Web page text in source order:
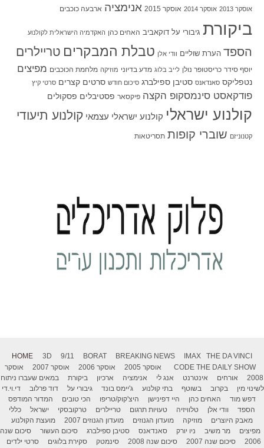
אוסקר 2013 אוסקר 2014 אוסקר 2015 אנימציה ארבעה כוכבים
ביקורת גיבורי על דוקאביב האחים כהן האקדמיה הישראלית לקולנוע
הספד הערת שוליים וודי אלן טבלת המבקרים טריילרים
יוסף סידר כריסטופר נולן לייב בלוג מדע בדיוני מוזיקה מלחמת הכוכבים מפיצים
נטפליקס סאנדאנס סטיבן ספילברג סיכום חודש סרטים קצרים סרטי קיץ
פודקאסט סינמסקופ הקצה פיקסאר פסטיבלים פסקולים
קולנוע ישראלי קולנוע ישראלי עצמאי קולנוע תיעודי
קטנוניזם שוברי קופות תסריטאות
HOME 3D 9/11 BORAT BREAKING NEWS IMAX
THE DA VINCI
CODE THE DAILY SHOW אוסקר 2005 אוסקר 2006 אוסקר 2007
אוסקר
2008
אורחים אינטרנט אנג לי אנימציה ארכיון ביקורת
במאים שעברו ניתוח
לשינוי מין
בקרוב בשוטף בתי קולנוע ג'יימס בונד גיבורי על דוד פרלוב
די.וי.די
דפש מוד
האחים כהן היי דפינישן היצ'קוק/טריפו הכי טובים
המדור המודפס
הספד
וודי אלן טלוויזיה טעויות תרגום טריילרים טרקובסקי ישראל
כללי
מאבק היוצרים
מוזיקה מועדון הגנוזים מועדון הגנוזים 2007
מועצת הקולנוע
מפיצים
מר משיב ניו יורק סאנדאנס סטיבן ספילברג סיכום העשור
סיכום שנה
2006
סיכום שנה 2007 סיכום שנה 2008 סינמטק סקירת בלוגים סרטי ילדים